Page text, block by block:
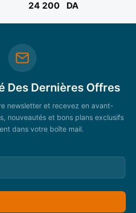
24 200 DA
Des Dernières Offres
newsletter et recevez en avant-
nouveautés et bons plans exclusifs
dans votre boîte mail.